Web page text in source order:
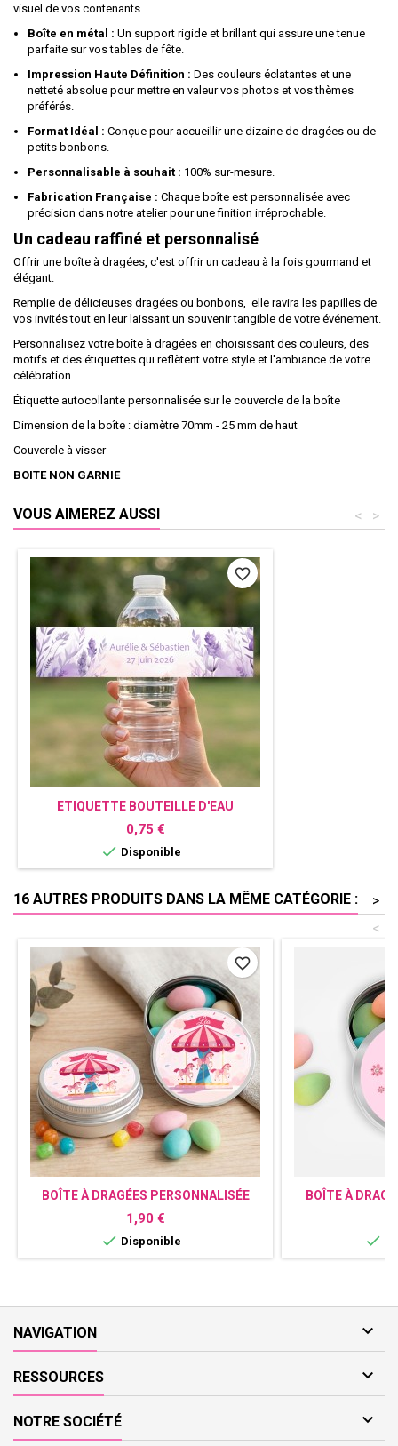
visuel de vos contenants.
Boîte en métal : Un support rigide et brillant qui assure une tenue
parfaite sur vos tables de fête.
Impression Haute Définition : Des couleurs éclatantes et une
netteté absolue pour mettre en valeur vos photos et vos thèmes
préférés.
Format Idéal : Conçue pour accueillir une dizaine de dragées ou de
petits bonbons.
Personnalisable à souhait : 100% sur-mesure.
Fabrication Française : Chaque boîte est personnalisée avec
précision dans notre atelier pour une finition irréprochable.
Un cadeau raffiné et personnalisé
Offrir une boîte à dragées, c'est offrir un cadeau à la fois gourmand et
élégant.
Remplie de délicieuses dragées ou bonbons, elle ravira les papilles de
vos invités tout en leur laissant un souvenir tangible de votre événement.
Personnalisez votre boîte à dragées en choisissant des couleurs, des
motifs et des étiquettes qui reflètent votre style et l'ambiance de votre
célébration.
Étiquette autocollante personnalisée sur le couvercle de la boîte
Dimension de la boîte : diamètre 70mm - 25 mm de haut
Couvercle à visser
BOITE NON GARNIE
VOUS AIMEREZ AUSSI >
<
ETIQUETTE BOUTEILLE D'EAU
PERSONNALISÉE LAVANDE
Prix
0,75 €
 Disponible
favorite_border
16 AUTRES PRODUITS DANS LA MÊME CATÉGORIE :
>
<
BOÎTE À DRAGÉES PERSONNALISÉE
CAROUSEL ROSE
Prix
1,90 €
 Disponible
favorite_border
BOÎTE À

NAVIGATION 
RESSOURCES 
NOTRE SOCIÉTÉ 